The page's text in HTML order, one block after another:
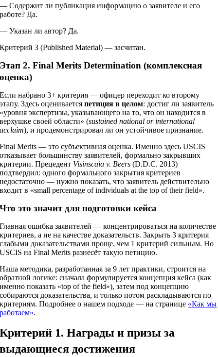
— Содержит ли публикация информацию о заявителе и его
работе? Да.
— Указан ли автор? Да.
Критерий 3 (Published Material) — засчитан.
Этап 2. Final Merits Determination (комплексная
оценка)
Если набрано 3+ критерия — офицер переходит ко второму
этапу. Здесь оцениваетсяпетиция в целом: достиг ли заявитель
«уровня экспертизы, указывающего на то, что он находится в
верхушке своей области» (sustained national or international
acclaim), и продемонстрировал ли он устойчивое признание.
Final Merits — это субъективная оценка. Именно здесь USCIS
отказывает большинству заявителей, формально закрывших
критерии. Прецедент Visinscaia v. Beers (D.D.C. 2013)
подтвердил: одного формального закрытия критериев
недостаточно — нужно показать, что заявитель действительно
входит в «small percentage of individuals at the top of their field».
Что это значит для подготовки кейса
Главная ошибка заявителей — концентрироваться на количестве
критериев, а не на качестве доказательств. Закрыть 3 критерия
слабыми доказательствами проще, чем 1 критерий сильным. Но
USCIS на Final Merits разнесёт такую петицию.
Наша методика, разработанная за 9 лет практики, строится на
обратной логике: сначала формулируется концепция кейса (как
именно показать «top of the field»), затем под концепцию
собираются доказательства, и только потом раскладываются по
критериям. Подробнее о нашем подходе — на странице «Как мы
работаем».
Критерий 1. Награды и призы за
выдающиеся достижения